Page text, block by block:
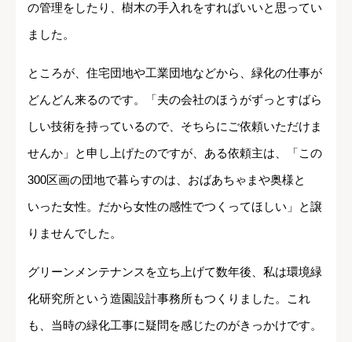
の管理をしたり、樹木の手入れをすればいいと思ってい
ました。
ところが、住宅団地や工業団地などから、緑化の仕事が
どんどん来るのです。「夫の会社のほうがずっとすばら
しい技術を持っているので、そちらにご依頼いただけま
せんか」と申し上げたのですが、ある依頼主は、「この
300区画の団地で暮らすのは、おばあちゃまや奥様と
いった女性。だから女性の感性でつくってほしい」と譲
りませんでした。
グリーンメンテナンスを立ち上げて数年後、私は環境緑
化研究所という造園設計事務所もつくりました。これ
も、当時の緑化工事に疑問を感じたのがきっかけです。